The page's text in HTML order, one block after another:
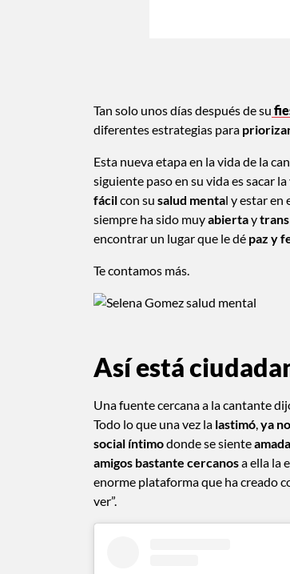
Tan solo unos días después de su
diferentes estrategias para
Esta nueva etapa en la vida de la
siguiente paso en su vida es sacar la
fácilcon su salud mental y estar en
siempre ha sido muyabiertay
encontrar un lugar que le dé paz y
Te contamos más.
Así está
Una fuente cercana a la cantante
Todo lo que una vez la lastimó ya
social íntimodonde se sienteamada
amigos bastante cercanosa ella la
enorme plataforma que ha creado
ver”.